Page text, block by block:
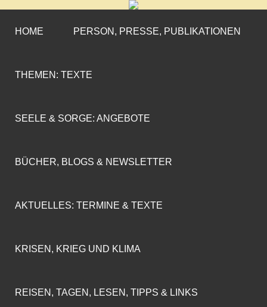
CORNELIA COENEN-
MARX
»ENGAGEMENT MIT PROFIL«
HOME PERSON, PRESSE, PUBLIKATIONEN
THEMEN: TEXTE
SEELE & SORGE: ANGEBOTE
BÜCHER, BLOGS & NEWSLETTER
AKTUELLES: TERMINE & TEXTE
KRISEN, KRIEG UND KLIMA
REISEN, TAGEN, LESEN, TIPPS & LINKS